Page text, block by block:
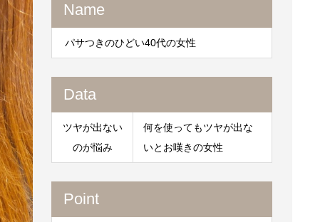
Name
パサつきのひどい40代の女性
Data
ツヤが出ない
のが悩み
何を使ってもツヤが出な
いとお嘆きの女性
Point